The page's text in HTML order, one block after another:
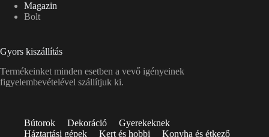
Magazin
Bolt
Gyors kiszállítás
Termékeinket minden esetben a vevő igényeinek
figyelembevételével szállítjuk ki.
Bútorok Dekoráció
Gyerekeknek
Háztartási gépek
Kert és hobbi Konyha és étkező